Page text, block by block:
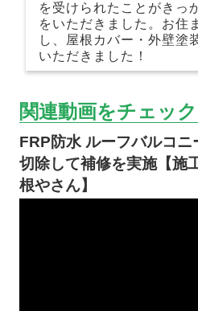
を受けられたことがきっ
をいただきました。お住
し、屋根カバー・外壁塗
いただきました！
関連動画をチェック
FRP防水 ルーフバルコ
切除して補修を実施【施
根やさん】